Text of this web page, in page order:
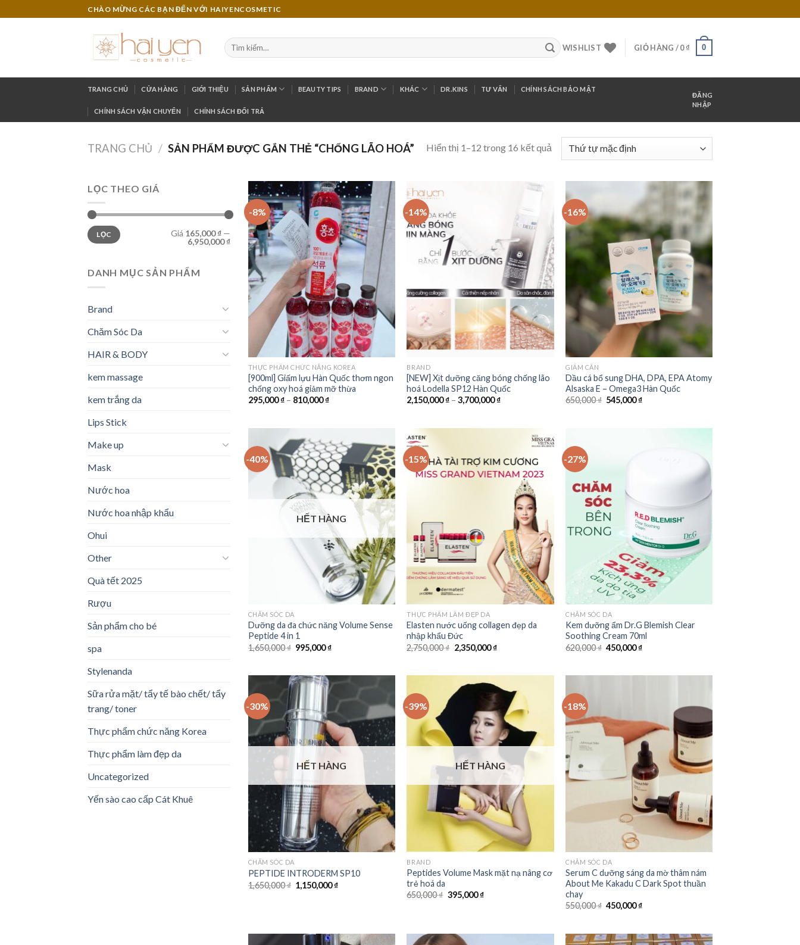
CHÀO MỪNG CÁC BẠN ĐẾN VỚI HAIYENCOSMETIC
WISHLIST GIỎ HÀNG /0₫ 0
TRANG CHỦ CỬA HÀNG GIỚI THIỆU SẢN PHẨM BEAUTY TIPS BRAND KHÁC DR.KINS TƯ VẤN CHÍNH SÁCH BẢO MẬT
CHÍNH SÁCH VẬN CHUYỂN CHÍNH SÁCH ĐỔI TRẢ
ĐĂNG
NHẬP
TRANG CHỦ / SẢN PHẨM ĐƯỢC GẮN THẺ “CHỐNG LÃO HOÁ” Hiển thị 1–12 trong 16 kết quả
LỌC THEO GIÁ
LỌC Giá 165,000 ₫ —
6,950,000 ₫
DANH MỤC SẢN PHẨM
Brand
Chăm Sóc Da
HAIR & BODY
kem massage
kem trắng da
Lips Stick
Make up
Mask
Nước hoa
Nước hoa nhập khẩu
Ohui
Other
Quà tết 2025
Rượu
Sản phẩm cho bé
spa
Stylenanda
Sữa rửa mặt/ tẩy tế bào chết/ tẩy
trang/ toner
Thực phẩm chức năng Korea
Thực phẩm làm đẹp da
Uncategorized
Yến sào cao cấp Cát Khuê
-8%
Add to
Wishlist
THỰC PHẨM CHỨC NĂNG KOREA
[900ml] Giấm lựu Hàn Quốc thơm ngon
chống oxy hoá giảm mỡ thừa
295,000₫– 810,000₫
-14%
Wishlist
BRAND
[NEW] Xịt dưỡng căng bóng chống lão
hoá Lodella SP12 Hàn Quốc
2,150,000₫ –3,700,000₫
-16%
Add to
Wishlist
GIẢM CÂN
Dầu cá bổ sung DHA, DPA, EPA Atomy
Alsaska E – Omega3 Hàn Quốc
650,000₫ 545,000₫
-40%
Add to
Wishlist
HẾT HÀNG
CHĂM SÓC DA
Dưỡng da đa chức năng Volume Sense
Peptide 4 in 1
1,650,000₫ 995,000₫
-15%
Add to
Wishlist
THỰC PHẨM LÀM ĐẸP DA
Elasten nước uống collagen đẹp da
nhập khẩu Đức
2,750,000₫ 2,350,000₫
-27%
Wishlist
CHĂM SÓC DA
Kem dưỡng ẩm Dr.G Blemish Clear
Soothing Cream 70ml
620,000₫ 450,000₫
-30%
Add to
Wishlist
HẾT HÀNG
CHĂM SÓC DA
PEPTIDE INTRODERM SP10
1,650,000₫ 1,150,000₫
-39%
Add to
Wishlist
HẾT HÀNG
BRAND
Peptides Volume Mask mặt nạ nâng cơ
trẻ hoá da
650,000₫ 395,000₫
-18%
Add to
Wishlist
CHĂM SÓC DA
Serum C dưỡng sáng da mờ thâm nám
About Me Kakadu C Dark Spot thuần
chay
550,000₫ 450,000₫